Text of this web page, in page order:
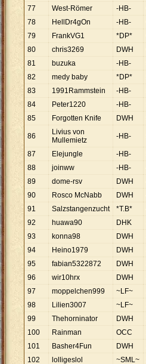
77 West-Römer -HB-
78
HellDr4gOn -HB-
79
FrankVG1 *DP*
80
chris3269 DWH
81
buzuka -HB-
82
medy baby *DP*
83
1991Rammstein -HB-
84
Peter1220 -HB-
85
Forgotten Knife DWH
86
Livius von
Mullemietz
-HB-
87 Elejungle -HB-
88
joinww -HB-
89
dome-rsv DWH
90
Rosco McNabb DWH
91
Salzstangenzucht *T.B*
92
huawa90 DHK
93
konna98 DWH
94
Heino1979 DWH
95
fabian5322872 DWH
96
wir10hrx DWH
97
moppelchen999 ~LF~
98
Lilien3007 ~LF~
99
Thehorninator DWH
100
Rainman OCC
101
Basher4Fun DWH
102
lolligeslol ~SML~